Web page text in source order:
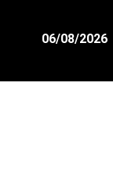
06/08/2026